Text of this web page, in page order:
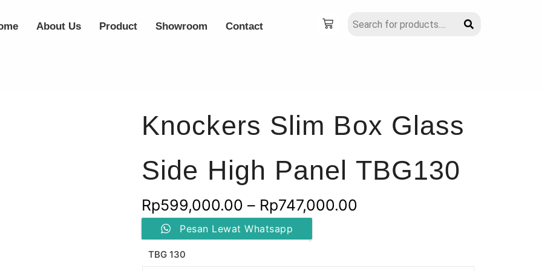
About Us Product Showroom Contact
Knockers Slim Box Glass
Side High Panel TBG130
Rp599,000.00 – Rp747,000.00
Pesan Lewat Whatsapp
TBG 130
Kuantitas
Knockers
Box